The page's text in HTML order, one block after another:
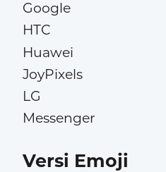
Google
HTC
Huawei
JoyPixels
LG
Messenger
Versi Emoji